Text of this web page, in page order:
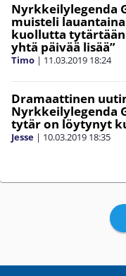
Nyrkkeilylegenda
muisteli
kuollutta
yhtä päivää lisää”
Timo | 11.03.2019 18:24
Dramaattinen
Nyrkkeilylegenda
tytär on löytynyt
Jesse | 10.03.2019 18:35